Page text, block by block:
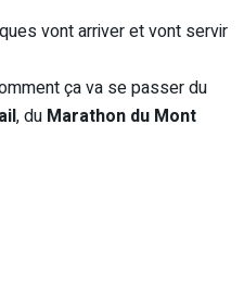
vont arriver et vont servir
ça va se passer du
, du Marathon du Mont